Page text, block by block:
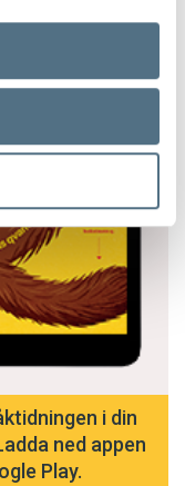
i din
ned appen
Play.